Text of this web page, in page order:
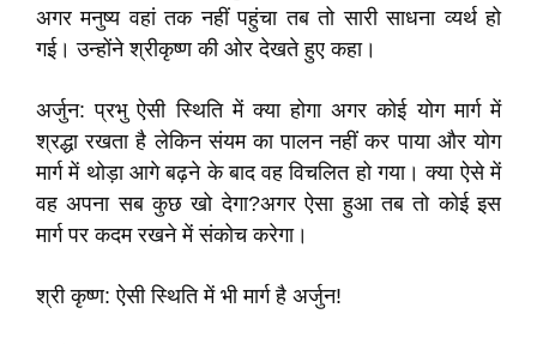
अगर मनुष्य वहां तक नहीं पहुंचा तब तो सारी साधना व्यर्थ हो
गई। उन्होंने श्रीकृष्ण की ओर देखते हुए कहा।
अर्जुन: प्रभु ऐसी स्थिति में क्या होगा अगर कोई योग मार्ग में
श्रद्धा रखता है लेकिन संयम का पालन नहीं कर पाया और योग
मार्ग में थोड़ा आगे बढ़ने के बाद वह विचलित हो गया। क्या ऐसे में
वह अपना सब कुछ खो देगा?अगर ऐसा हुआ तब तो कोई इस
मार्ग पर कदम रखने में संकोच करेगा।
श्री कृष्ण: ऐसी स्थिति में भी मार्ग है अर्जुन!